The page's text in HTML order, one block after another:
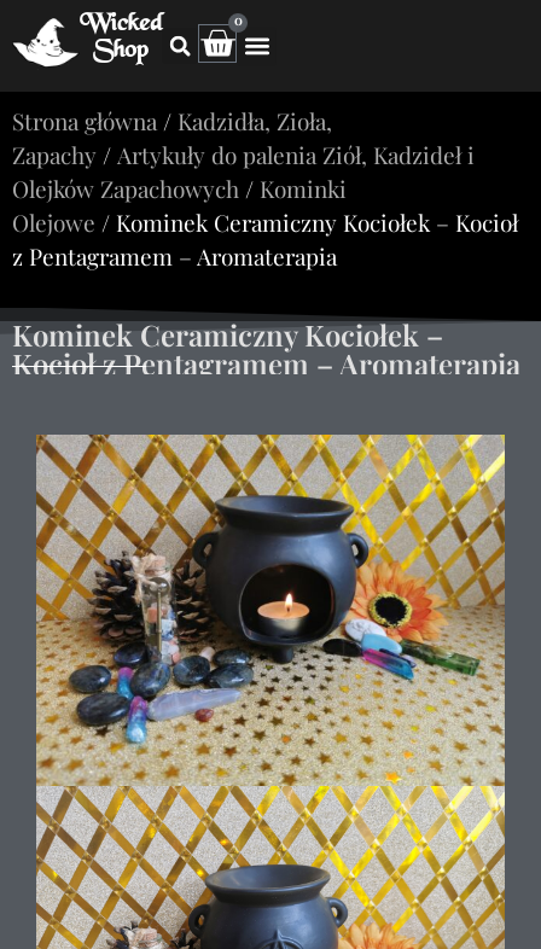
Wicked
Shop
0
Strona główna / Kadzidła, Zioła,
Zapachy / Artykuły do palenia Ziół, Kadzideł i
Olejków Zapachowych / Kominki
Olejowe / Kominek Ceramiczny Kociołek – Kocioł
z Pentagramem – Aromaterapia
Kominek Ceramiczny Kociołek –
Kocioł z Pentagramem – Aromaterapia